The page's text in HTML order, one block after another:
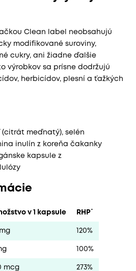
Clean label neobsahujú
modifikované suroviny,
cukry, ani žiadne ďalšie
výrobkov sa prísne dodržujú
herbicídov, plesní a ťažkých
meďnatý), selén
inulín z koreňa čakanky
kapsule z
v 1 kapsule RHP˙
mg 120%
100%
mcg 273%